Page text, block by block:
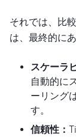
それでは、比
は、最終的に
スケーラ
自動的に
ーリング
す。
信頼性：